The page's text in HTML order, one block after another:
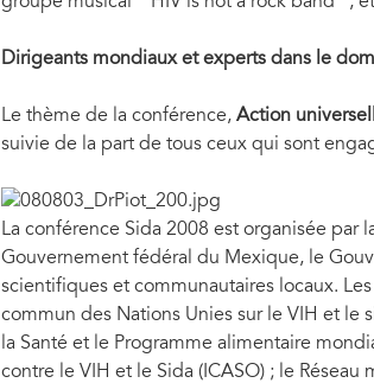
Dirigeants mondiaux et experts dans le
Le thème de la conférence,Action
suivie de la part de tous ceux qui sont
La conférence Sida 2008 est organisée par
Gouvernement fédéral du Mexique, le
scientifiques et communautaires locaux.
commun des Nations Unies sur le VIH et le
la Santé et le Programme alimentaire
contre le VIH et le Sida (ICASO) ; le